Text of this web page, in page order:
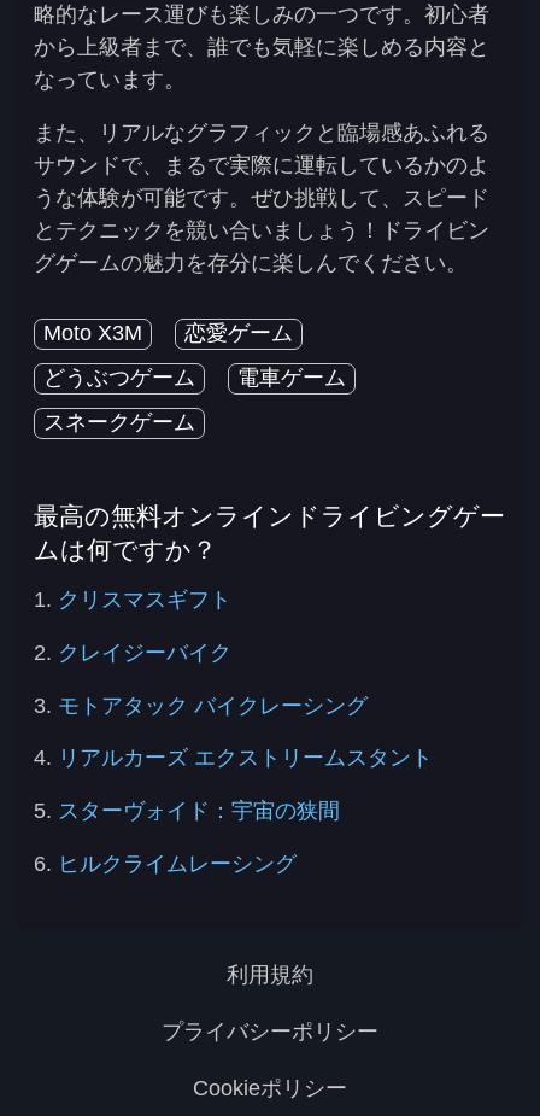
略的なレース運びも楽しみの一つです。初心者
から上級者まで、誰でも気軽に楽しめる内容と
なっています。
また、リアルなグラフィックと臨場感あふれる
サウンドで、まるで実際に運転しているかのよ
うな体験が可能です。ぜひ挑戦して、スピード
とテクニックを競い合いましょう！ドライビン
グゲームの魅力を存分に楽しんでください。
Moto X3M
恋愛ゲーム
どうぶつゲーム
電車ゲーム
スネークゲーム
最高の無料オンラインドライビングゲー
ムは何ですか？
1. クリスマスギフト
2. クレイジーバイク
3. モトアタック バイクレーシング
4. リアルカーズ エクストリームスタント
5. スターヴォイド：宇宙の狭間
6. ヒルクライムレーシング
利用規約
プライバシーポリシー
Cookieポリシー